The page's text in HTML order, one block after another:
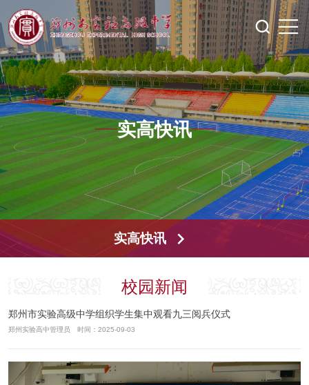
实高快讯
实高快讯
校园新闻
郑州市实验高级中学组织学生集中观看九三阅兵仪式
郑州实验高中管理员 时间：2025-09-03